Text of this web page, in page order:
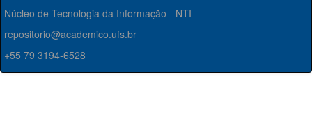
Núcleo de Tecnologia da Informação - NTI
repositorio@academico.ufs.br
+55 79 3194-6528